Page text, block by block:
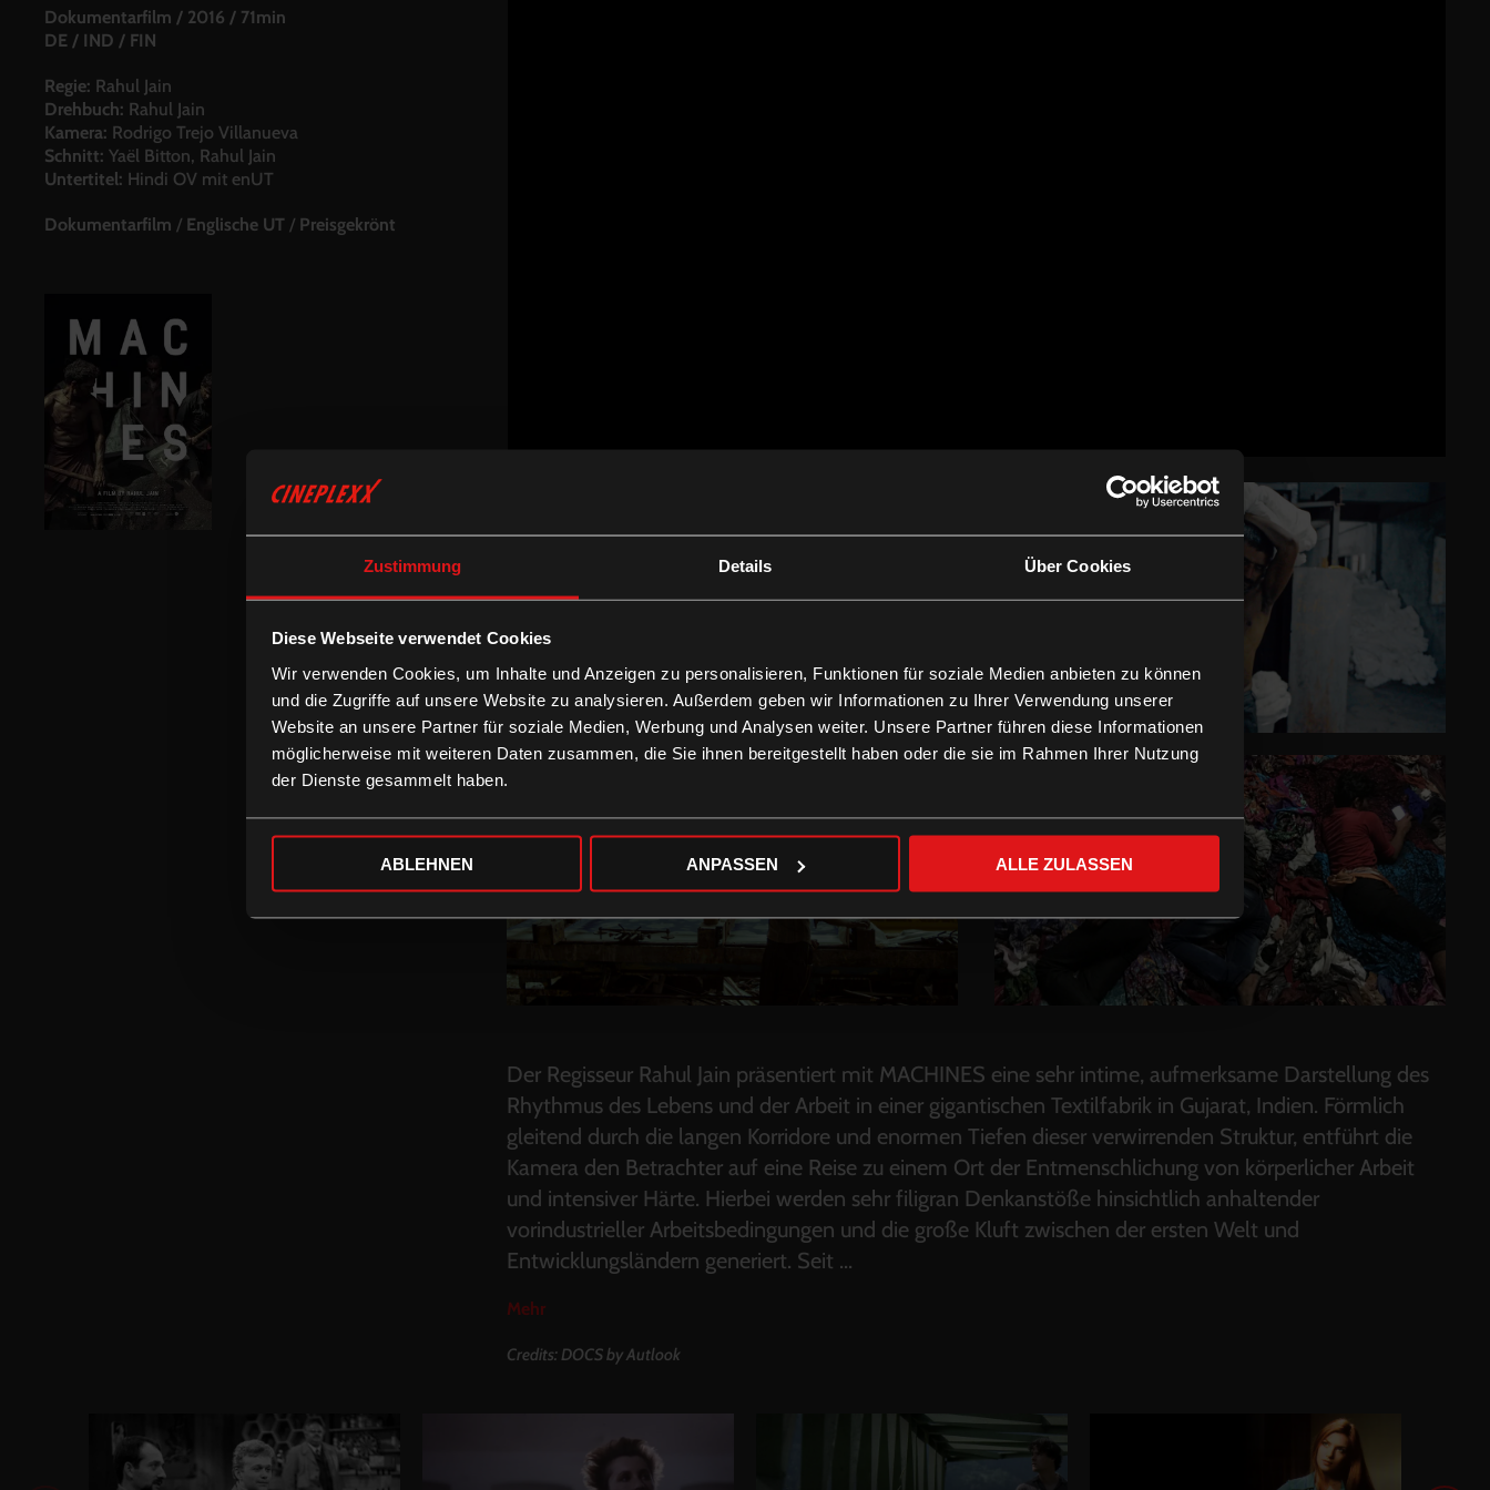
Zustimmung Details Über Cookies
Diese Webseite verwendet Cookies
Wir verwenden Cookies, um Inhalte und Anzeigen zu personalisieren, Funktionen für soziale Medien anbieten zu können
und die Zugriffe auf unsere Website zu analysieren. Außerdem geben wir Informationen zu Ihrer Verwendung unserer
Website an unsere Partner für soziale Medien, Werbung und Analysen weiter. Unsere Partner führen diese Informationen
möglicherweise mit weiteren Daten zusammen, die Sie ihnen bereitgestellt haben oder die sie im Rahmen Ihrer Nutzung
der Dienste gesammelt haben.
ABLEHNEN ANPASSEN ALLE ZULASSEN
Dokumentarfilm / 2016 / 71min
DE / IND / FIN
Regie: Rahul Jain
Drehbuch: Rahul Jain
Kamera: Rodrigo Trejo Villanueva
Schnitt: Yaël Bitton, Rahul Jain
Untertitel: Hindi OV mit enUT
Dokumentarfilm / Englische UT / Preisgekrönt
Der Regisseur Rahul Jain präsentiert mit MACHINES eine sehr intime, aufmerksame Darstellung des
Rhythmus des Lebens und der Arbeit in einer gigantischen Textilfabrik in Gujarat, Indien. Förmlich
gleitend durch die langen Korridore und enormen Tiefen dieser verwirrenden Struktur, entführt die
Kamera den Betrachter auf eine Reise zu einem Ort der Entmenschlichung von körperlicher Arbeit
und intensiver Härte. Hierbei werden sehr filigran Denkanstöße hinsichtlich anhaltender
vorindustrieller Arbeitsbedingungen und die große Kluft zwischen der ersten Welt und
Entwicklungsländern generiert. Seit ...
Mehr
Credits: DOCS by Autlook